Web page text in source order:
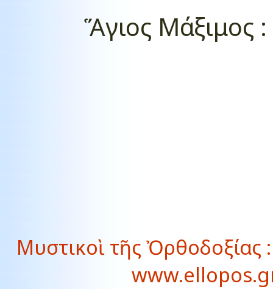
Ἅγιος Mάξιμος :
Μυστικοὶ τῆς Ὀρθοδοξίας :